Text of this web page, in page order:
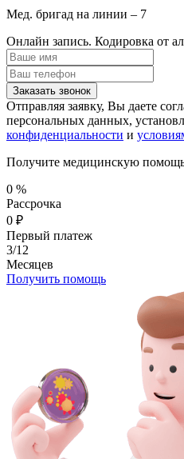
Мед. бригад на линии – 7
Онлайн запись. Кодировка от
Заказать звонок
Отправляя заявку, Вы даете
персональных данных,
конфиденциальности и
Получите медицинскую помощь
0 %
Рассрочка
0 ₽
Первый платеж
3/12
Месяцев
Получить помощь